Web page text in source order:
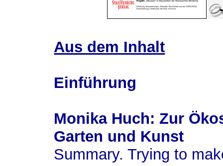
Aus dem Inhalt
Einführung
Monika Huch: Zur
Garten und Kunst
Summary. Trying to